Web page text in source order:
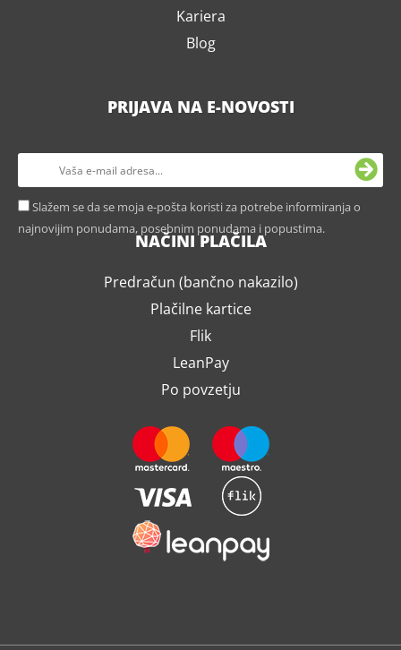
Kariera
Blog
PRIJAVA NA E-NOVOSTI
Slažem se da se moja e-pošta koristi za potrebe informiranja o
najnovijim ponudama, posebnim ponudama i popustima.
NAČINI PLAČILA
Predračun (bančno nakazilo)
Plačilne kartice
Flik
LeanPay
Po povzetju